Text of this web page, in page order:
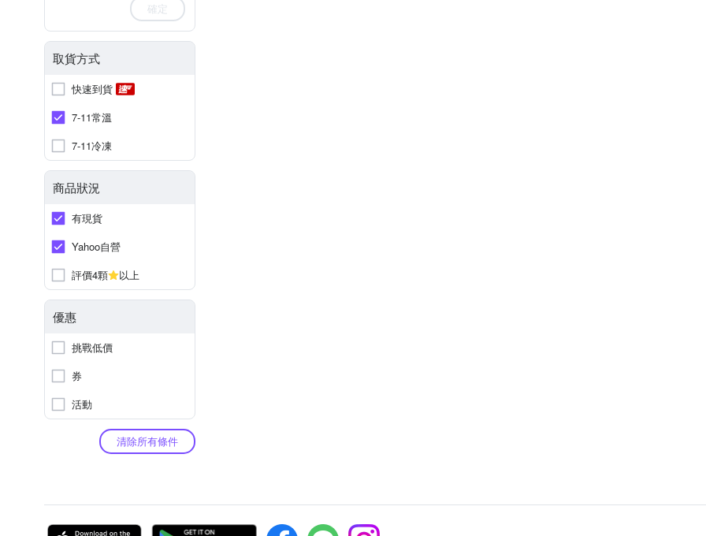
確定
取貨方式
快速到貨
7-11常溫
7-11冷凍
商品狀況
有現貨
Yahoo自營
評價4顆
以上
優惠
挑戰低價
券
活動
清除所有條件